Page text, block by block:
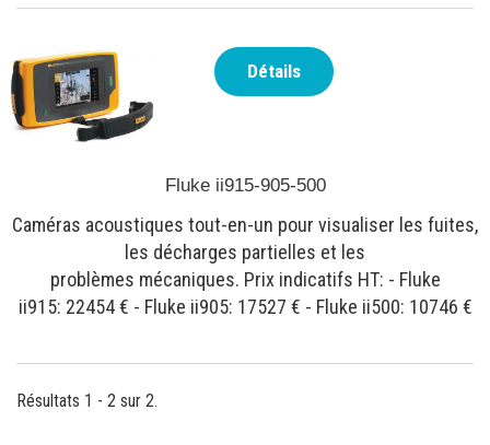
Fluke ii915-905-500
Caméras acoustiques tout-en-un pour visualiser les fuites,
les décharges partielles et les
problèmes mécaniques. Prix indicatifs HT: - Fluke
ii915: 22454 € - Fluke ii905: 17527 € - Fluke ii500: 10746 €
Détails
Résultats 1 - 2 sur 2.